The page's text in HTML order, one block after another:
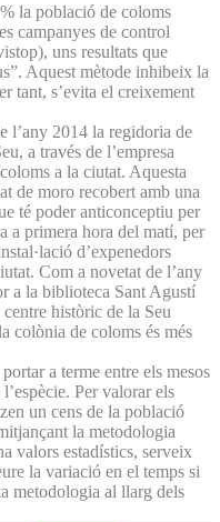
la població de coloms
campanyes de control
uns resultats que
Aquest mètode inhibeix la
tant, s’evita el creixement
l’any 2014 la regidoria de
a través de l’empresa
a la ciutat. Aquesta
de moro recobert amb una
té poder anticonceptiu per
a primera hora del matí, per
d’expenedors
Com a novetat de l’any
a la biblioteca Sant Agustí
històric de la Seu
colònia de coloms és més
a terme entre els mesos
Per valorar els
un cens de la població
la metodologia
valors estadístics, serveix
la variació en el temps si
metodologia al llarg dels